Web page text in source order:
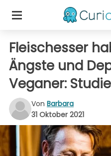
Fleischesser
Ängste und
Veganer: Studie
Von Barbara
31 Oktober 2021